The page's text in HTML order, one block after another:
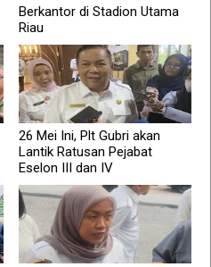
Berkantor di Stadion Utama
Riau
26 Mei Ini, Plt Gubri akan
Lantik Ratusan Pejabat
Eselon III dan IV